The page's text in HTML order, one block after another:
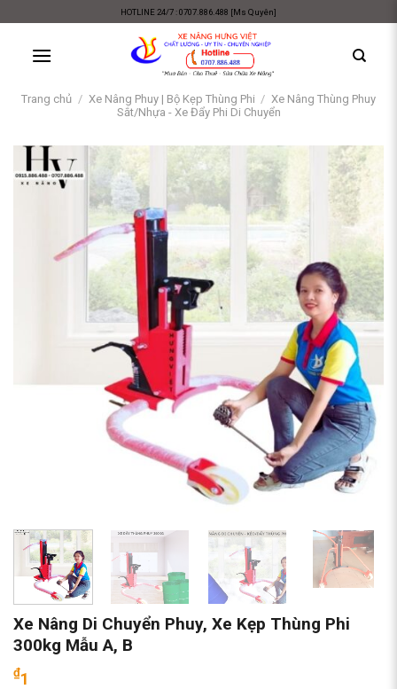
content
HOTLINE 24/7 : 0707.886.488 [Ms Quyên]
Trang chủ / Xe Nâng Phuy | Bộ Kẹp Thùng Phi / Xe Nâng Thùng Phuy
Sắt/Nhựa - Xe Đẩy Phi Di Chuyển
Xe Nâng Di Chuyển Phuy, Xe Kẹp Thùng Phi
300kg Mẫu A, B
₫1